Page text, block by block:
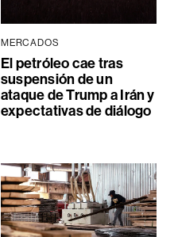
MERCADOS
El petróleo cae tras
suspensión de un
ataque de Trump a Irán y
expectativas de diálogo